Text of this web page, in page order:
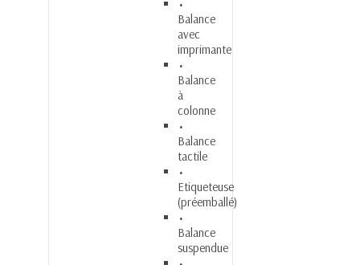
Balance
avec
imprimante
Balance
à
colonne
Balance
tactile
Etiqueteuse
(préemballé)
Balance
suspendue